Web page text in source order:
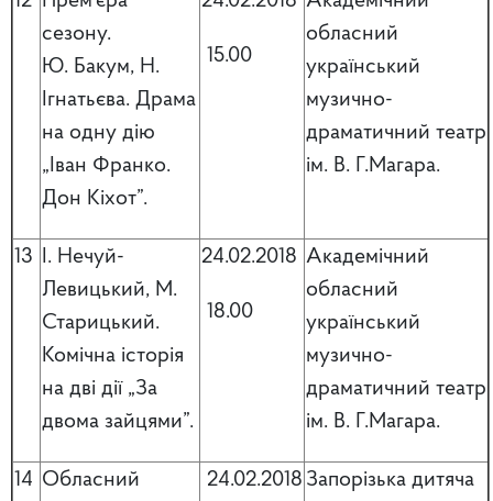
сезону.
Ю. Бакум, Н.
Ігнатьєва. Драма
на одну дію
„Іван Франко.
Дон Кіхот”.
15.00
обласний
український
музично-
драматичний театр
ім. В. Г.Магара.
13 І. Нечуй-
Левицький, М.
Старицький.
Комічна історія
на дві дії „За
двома зайцями”.
24.02.2018
18.00
Академічний
обласний
український
музично-
драматичний театр
ім. В. Г.Магара.
14 Обласний
24.02.2018 Запорізька дитяча